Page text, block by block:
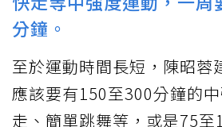
分鐘。
至於運動時間長短，陳昭蓉
應該要有150至300分鐘的
走、簡單跳舞等，或是75